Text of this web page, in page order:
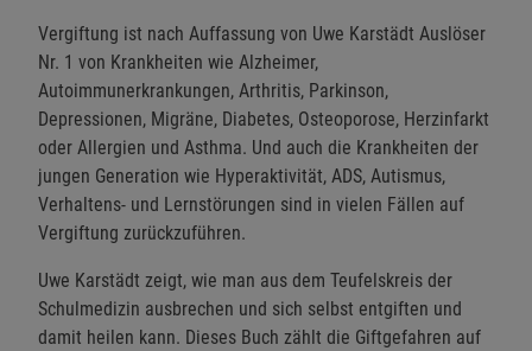
Vergiftung ist nach Auffassung von Uwe Karstädt Auslöser
Nr. 1 von Krankheiten wie Alzheimer,
Autoimmunerkrankungen, Arthritis, Parkinson,
Depressionen, Migräne, Diabetes, Osteoporose, Herzinfarkt
oder Allergien und Asthma. Und auch die Krankheiten der
jungen Generation wie Hyperaktivität, ADS, Autismus,
Verhaltens- und Lernstörungen sind in vielen Fällen auf
Vergiftung zurückzuführen.
Uwe Karstädt zeigt, wie man aus dem Teufelskreis der
Schulmedizin ausbrechen und sich selbst entgiften und
damit heilen kann. Dieses Buch zählt die Giftgefahren auf